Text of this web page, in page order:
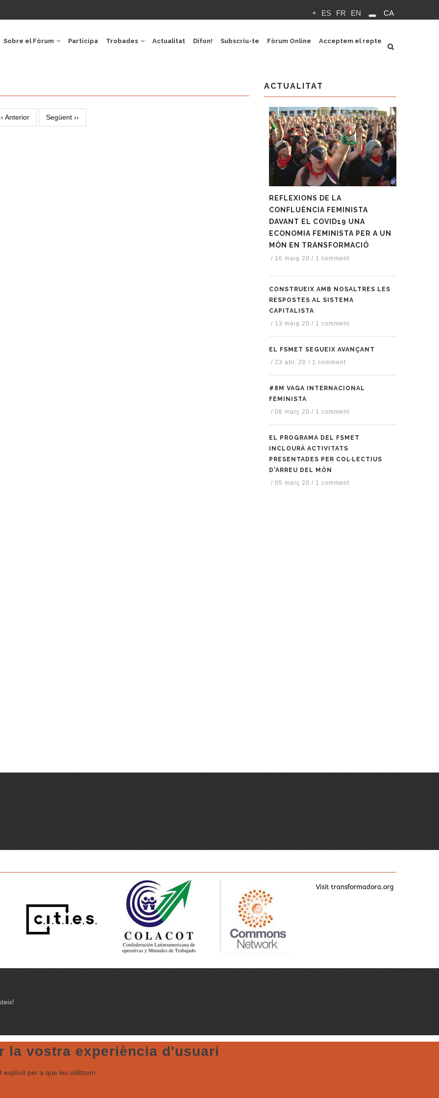
CA
Llista
accions
EN
FR
ES
+
Sobre el Fòrum Participa Trobades Actualitat Difon! Subscriu-te Fòrum Online Acceptem el repte
Anterior Següent ››
ACTUALITAT
REFLEXIONS DE LA
CONFLUÈNCIA FEMINISTA
DAVANT EL COVID19 UNA
ECONOMIA FEMINISTA PER A UN
MÓN EN TRANSFORMACIÓ
/ 16 maig 20 / 1 comment
CONSTRUEIX AMB NOSALTRES LES
RESPOSTES AL SISTEMA
CAPITALISTA
/ 13 maig 20 / 1 comment
EL FSMET SEGUEIX AVANÇANT
/ 23 abr. 20 / 1 comment
#8M VAGA INTERNACIONAL
FEMINISTA
/ 06 març 20 / 1 comment
EL PROGRAMA DEL FSMET
INCLOURÀ ACTIVITATS
PRESENTADES PER COL·LECTIUS
D'ARREU DEL MÓN
/ 05 març 20 / 1 comment
la vostra experiència d'usuari
per a que les utilitzem.